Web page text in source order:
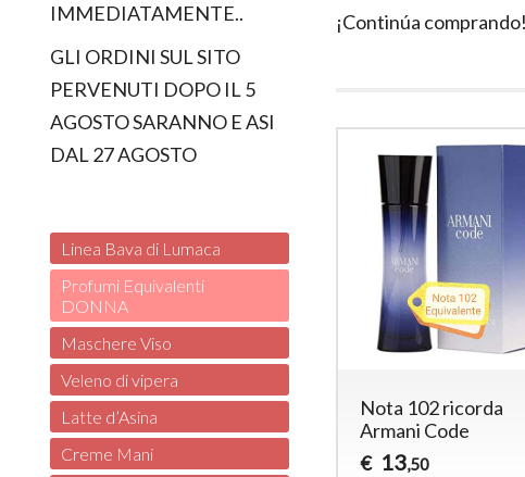
¡Continúa comprando!
Nota 102 ricorda
Armani Code
€ 13,50
IMMEDIATAMENTE..
GLI ORDINI SUL SITO
PERVENUTI DOPO IL 5
AGOSTO SARANNO E ASI
DAL 27 AGOSTO
Linea Bava di Lumaca
Profumi Equivalenti
DONNA
Maschere Viso
Veleno di vipera
Latte d’Asina
Creme Mani